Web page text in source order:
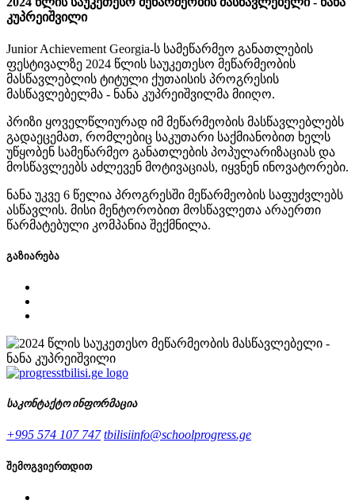
კუპრეიშვილი
Junior Achievement Georgia-ს სამეწარმეო განათლების
ფესტივალზე 2024 წლის საუკეთესო მეწარმეობის
მასწავლებლის ტიტული ქუთაისის პროგრესის
მასწავლებელმა - ნანა კუპრეიშვილმა მიიღო.
პრიზი ყოველწლიურად იმ მეწარმეობის მასწავლებლებს
გადაეცემათ, რომლებიც საკუთარი საქმიანობით ხელს
უწყობენ სამეწარმეო განათლების პოპულარიზაციას და
მოსწავლეებს აძლევენ მოტივაციას, იყვნენ ინოვატორები.
ნანა უკვე 6 წელია პროგრესში მეწარმეობის საფუძვლებს
ასწავლის. მისი მენტორობით მოსწავლეთა არაერთი
წარმატებული კომპანია შექმნილა.
გაზიარება
საკონტაქტო ინფორმაცია
+995 574 107 747 tbilisiinfo@schoolprogress.ge
შემოგვიერთდით